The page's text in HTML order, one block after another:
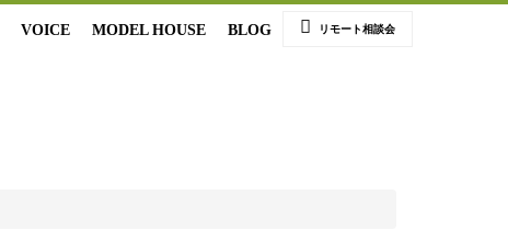
リモート相談会
VOICE MODEL HOUSE BLOG